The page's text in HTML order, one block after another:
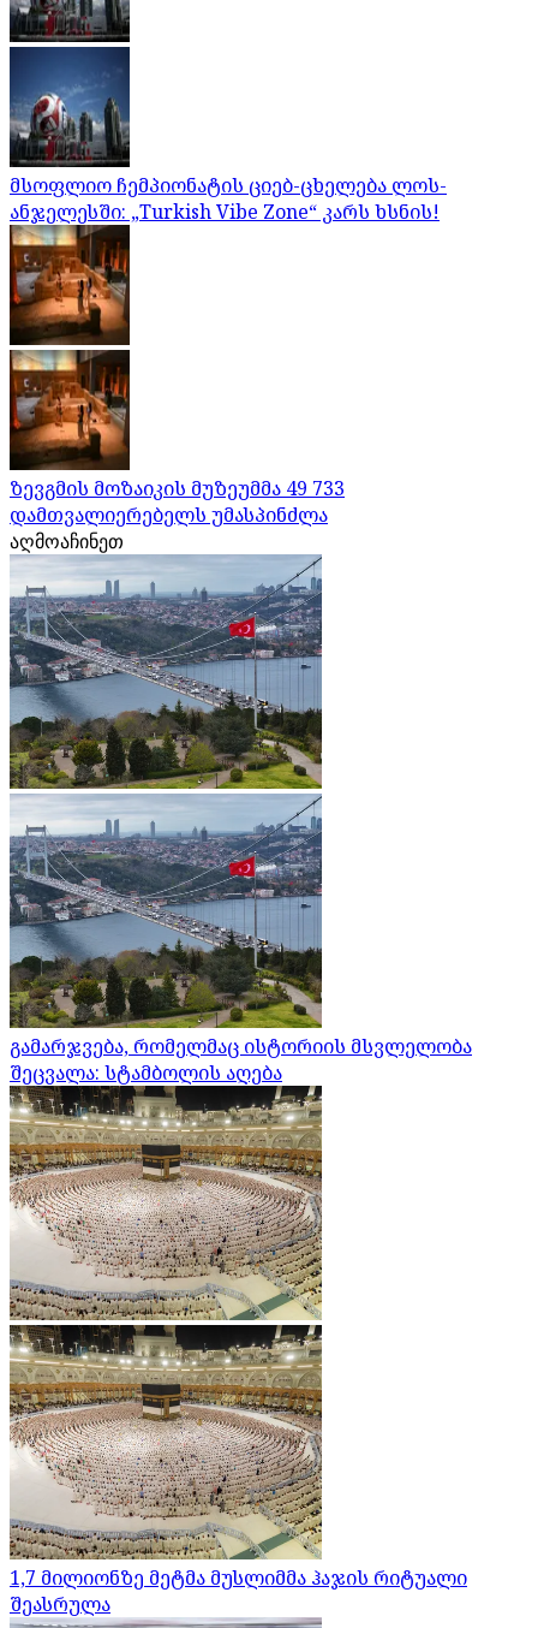
მსოფლიო ჩემპიონატის ციებ-ცხელება ლოს-
ანჯელესში: „Turkish Vibe Zone“ კარს ხსნის!
ზევგმის მოზაიკის მუზეუმმა 49 733
დამთვალიერებელს უმასპინძლა
აღმოაჩინეთ
გამარჯვება, რომელმაც ისტორიის მსვლელობა
შეცვალა: სტამბოლის აღება
1,7 მილიონზე მეტმა მუსლიმმა ჰაჯის რიტუალი
შეასრულა